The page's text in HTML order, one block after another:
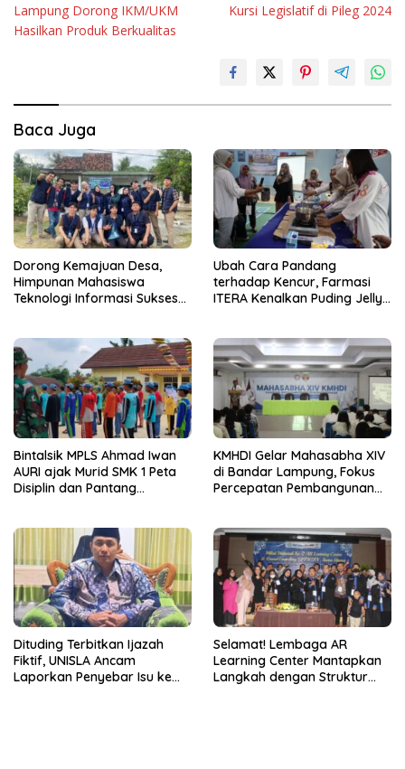
Lampung Dorong IKM/UKM
Hasilkan Produk Berkualitas
Kursi Legislatif di Pileg 2024
Baca Juga
Dorong Kemajuan Desa,
Himpunan Mahasiswa
Teknologi Informasi Sukses
Ubah Cara Pandang
terhadap Kencur, Farmasi
ITERA Kenalkan Puding Jelly
Bintalsik MPLS Ahmad Iwan
AURI ajak Murid SMK 1 Peta
Disiplin dan Pantang
KMHDI Gelar Mahasabha XIV
di Bandar Lampung, Fokus
Percepatan Pembangunan
Dituding Terbitkan Ijazah
Fiktif, UNISLA Ancam
Laporkan Penyebar Isu ke
Selamat! Lembaga AR
Learning Center Mantapkan
Langkah dengan Struktur